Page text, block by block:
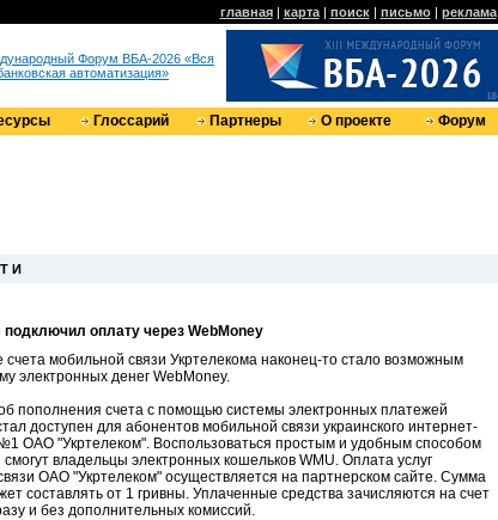
главная| карта| поиск| письмо| реклама
Форум ВБА-2026 «Вся
автоматизация»
Глоссарий Партнеры О проекте Форум
И
подключил оплату через WebMoney
счета мобильной связи Укртелекома наконец-то стало возможным
электронных денег WebMoney.
пополнения счета с помощью системы электронных платежей
доступен для абонентов мобильной связи украинского интернет-
ОАО "Укртелеком". Воспользоваться простым и удобным способом
владельцы электронных кошельков WMU. Оплата услуг
ОАО "Укртелеком" осуществляется на партнерском сайте. Сумма
составлять от 1 гривны. Уплаченные средства зачисляются на счет
и без дополнительных комиссий.